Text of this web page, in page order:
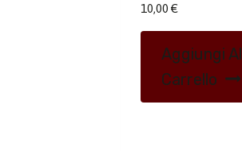
10,00 €
Aggiungi Al
Carrello